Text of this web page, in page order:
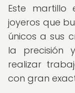
Este
joyeros que
únicos a sus
la precisión
realizar
con gran